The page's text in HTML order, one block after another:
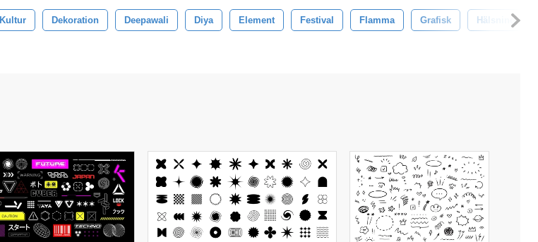
Kultur Dekoration Deepawali Diya Element Festival Flamma Grafisk Hälsning